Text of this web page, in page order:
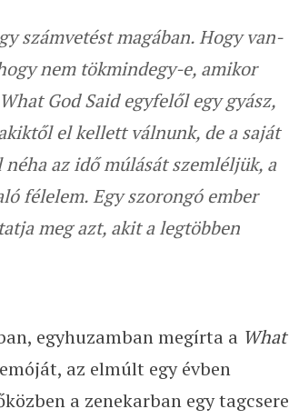
számvetést magában. Hogy van-
nem tökmindegy-e, amikor
God Said egyfelől egy gyász,
el kellett válnunk, de a saját
az idő múlását szemléljük, a
félelem. Egy szorongó ember
meg azt, akit a legtöbben
egyhuzamban megírta a What
az elmúlt egy évben
a zenekarban egy tagcsere